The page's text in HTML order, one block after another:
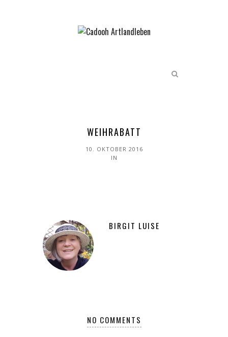
WEIHRABATT
10. OKTOBER 2016
IN
BIRGIT LUISE
NO COMMENTS